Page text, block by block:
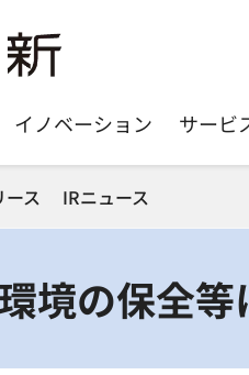
イノベーション サービ
ス IRニュース
境の保全